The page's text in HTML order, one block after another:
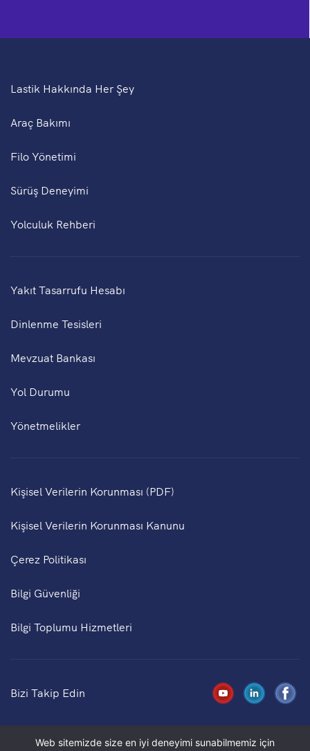
Lastik Hakkında Her Şey
Araç Bakımı
Filo Yönetimi
Sürüş Deneyimi
Yolculuk Rehberi
Yakıt Tasarrufu Hesabı
Dinlenme Tesisleri
Mevzuat Bankası
Yol Durumu
Yönetmelikler
Kişisel Verilerin Korunması (PDF)
Kişisel Verilerin Korunması Kanunu
Çerez Politikası
Bilgi Güvenliği
Bilgi Toplumu Hizmetleri
Bizi Takip Edin
Web sitemizde size en iyi deneyimi sunabilmemiz için